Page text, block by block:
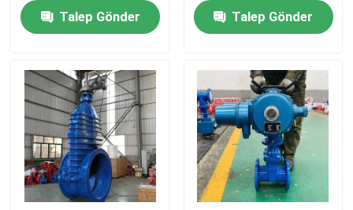
Ev
Ürün:% s
videolar
Hakkımızda
Talep Gönder
Talep Gönder